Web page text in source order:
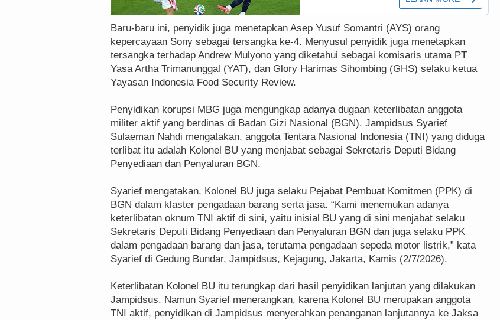
Baru-baru ini, penyidik juga menetapkan Asep Yusuf Somantri (AYS) orang
kepercayaan Sony sebagai tersangka ke-4. Menyusul penyidik juga menetapkan
tersangka terhadap Andrew Mulyono yang diketahui sebagai komisaris utama PT
Yasa Artha Trimanunggal (YAT), dan Glory Harimas Sihombing (GHS) selaku ketua
Yayasan Indonesia Food Security Review.
Penyidikan korupsi MBG juga mengungkap adanya dugaan keterlibatan anggota
militer aktif yang berdinas di Badan Gizi Nasional (BGN). Jampidsus Syarief
Sulaeman Nahdi mengatakan, anggota Tentara Nasional Indonesia (TNI) yang diduga
terlibat itu adalah Kolonel BU yang menjabat sebagai Sekretaris Deputi Bidang
Penyediaan dan Penyaluran BGN.
Syarief mengatakan, Kolonel BU juga selaku Pejabat Pembuat Komitmen (PPK) di
BGN dalam klaster pengadaan barang serta jasa. “Kami menemukan adanya
keterlibatan oknum TNI aktif di sini, yaitu inisial BU yang di sini menjabat selaku
Sekretaris Deputi Bidang Penyediaan dan Penyaluran BGN dan juga selaku PPK
dalam pengadaan barang dan jasa, terutama pengadaan sepeda motor listrik,” kata
Syarief di Gedung Bundar, Jampidsus, Kejagung, Jakarta, Kamis (2/7/2026).
Keterlibatan Kolonel BU itu terungkap dari hasil penyidikan lanjutan yang dilakukan
Jampidsus. Namun Syarief menerangkan, karena Kolonel BU merupakan anggota
TNI aktif, penyidikan di Jampidsus menyerahkan penanganan lanjutannya ke Jaksa